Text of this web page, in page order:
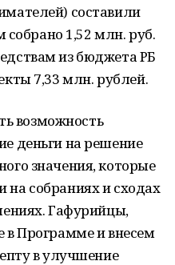
составили
собрано 1,52 млн. руб.
из бюджета РБ
7,33 млн. рублей.
возможность
деньги на решение
значения, которые
собраниях и сходах
Гафурийцы,
в Программе и внесем
в улучшение